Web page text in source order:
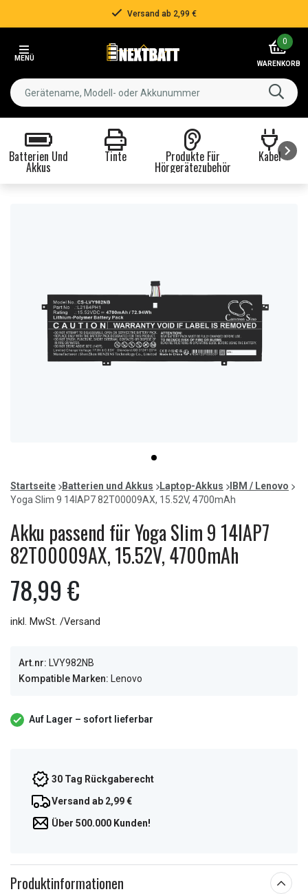
Versand ab 2,99 €
MENÜ
0
WARENKORB
Batterien Und
Akkus
Tinte Produkte Für
Hörgerätezubehör
Kabel
item
0
of
1
Startseite Batterien und Akkus Laptop-Akkus
IBM / Lenovo
Yoga Slim 9 14IAP7 82T00009AX, 15.52V, 4700mAh
Akku passend für Yoga Slim 9 14IAP7
82T00009AX, 15.52V, 4700mAh
78,99 €
inkl. MwSt. /Versand
Art.nr: LVY982NB
Kompatible Marken: Lenovo
Auf Lager – sofort lieferbar
30 Tag Rückgaberecht
Versand ab 2,99 €
Über 500.000 Kunden!
Produktinformationen